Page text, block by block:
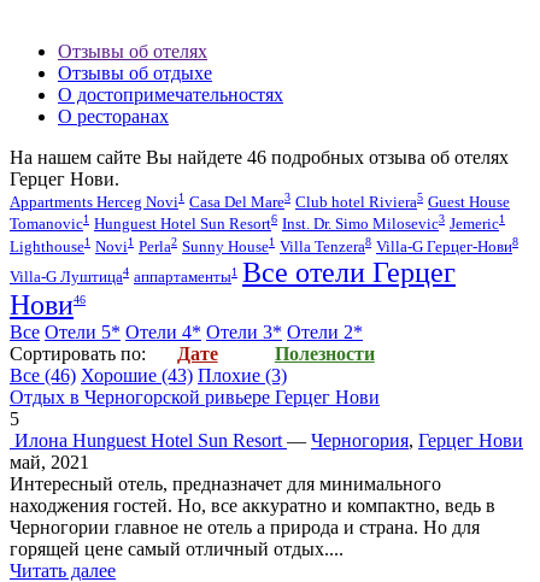
Отзывы об отелях
Отзывы об отдыхе
О достопримечательностях
О ресторанах
На нашем сайте Вы найдете 46 подробных отзыва об отелях
Герцег Нови.
Appartments Herceg Novi1 Casa Del Mare3 Club hotel Riviera5 Guest House
Tomanovic1 Hunguest Hotel Sun Resort6 Inst. Dr. Simo Milosevic3 Jemeric1
Lighthouse1 Novi1 Perla2 Sunny House1 Villa Tenzera8 Villa-G Герцег-Нови8
Villa-G Луштица4 аппартаменты1 Все отели Герцег
Нови46
Все Отели 5* Отели 4* Отели 3* Отели 2*
Cортировать по:
Дате
Полезности
Все (46) Хорошие (43) Плохие (3)
Отдых в Черногорской ривьере Герцег Нови
5
Илона Hunguest Hotel Sun Resort — Черногория, Герцег Нови
май, 2021
Интересный отель, предназначет для минимального
находжения гостей. Но, все аккуратно и компактно, ведь в
Черногории главное не отель а природа и страна. Но для
горящей цене самый отличный отдых....
Читать далее